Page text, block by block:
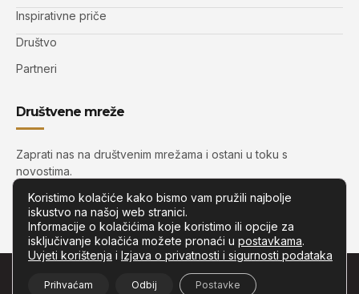
Inspirativne priče
Društvo
Partneri
Društvene mreže
Zaprati nas na društvenim mrežama i ostani u toku s
novostima.
Zip.com.hr– Sva prava pridržana.
Koristimo kolačiće kako bismo vam pružili najbolje
iskustvo na našoj web stranici.
Informacije o kolačićima koje koristimo ili opcije za
isključivanje kolačića možete pronaći u postavkama.
Uvjeti korištenja i Izjava o privatnosti i sigurnosti podataka
Prihvaćam Odbij Postavke